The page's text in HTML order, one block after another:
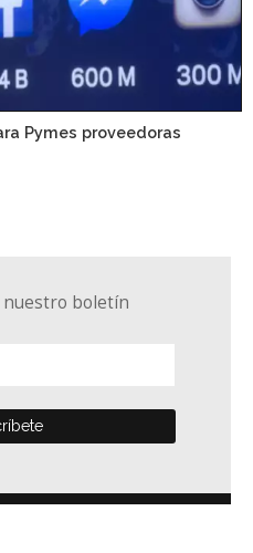
Pymes proveedoras
nuestro boletín